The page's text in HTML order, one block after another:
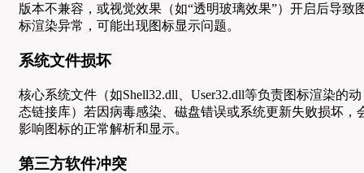
版本不兼容，或视觉效果（如“透明玻璃效果”）开启后导致
标渲染异常，可能出现图标显示问题。
系统文件损坏
核心系统文件（如Shell32.dll、User32.dll等负责图标渲染的动
态链接库）若因病毒感染、磁盘错误或系统更新失败损坏，
影响图标的正常解析和显示。
第三方软件冲突